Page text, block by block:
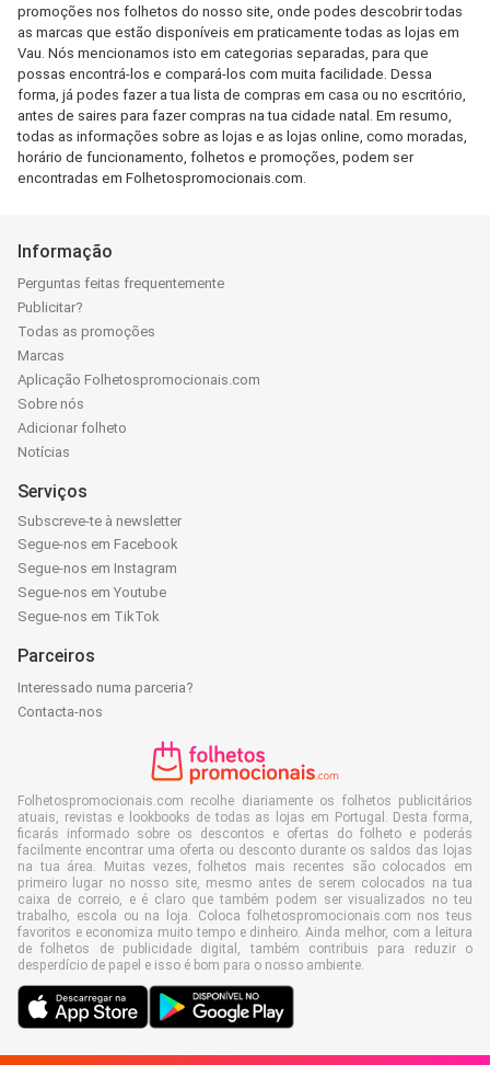
promoções nos folhetos do nosso site, onde podes descobrir todas
as marcas que estão disponíveis em praticamente todas as lojas em
Vau. Nós mencionamos isto em categorias separadas, para que
possas encontrá-los e compará-los com muita facilidade. Dessa
forma, já podes fazer a tua lista de compras em casa ou no escritório,
antes de saires para fazer compras na tua cidade natal. Em resumo,
todas as informações sobre as lojas e as lojas online, como moradas,
horário de funcionamento, folhetos e promoções, podem ser
encontradas em Folhetospromocionais.com.
Informação
Perguntas feitas frequentemente
Publicitar?
Todas as promoções
Marcas
Aplicação Folhetospromocionais.com
Sobre nós
Adicionar folheto
Notícias
Serviços
Subscreve-te à newsletter
Segue-nos em Facebook
Segue-nos em Instagram
Segue-nos em Youtube
Segue-nos em TikTok
Parceiros
Interessado numa parceria?
Contacta-nos
Folhetospromocionais.com recolhe diariamente os folhetos publicitários
atuais, revistas e lookbooks de todas as lojas em Portugal. Desta forma,
ficarás informado sobre os descontos e ofertas do folheto e poderás
facilmente encontrar uma oferta ou desconto durante os saldos das lojas
na tua área. Muitas vezes, folhetos mais recentes são colocados em
primeiro lugar no nosso site, mesmo antes de serem colocados na tua
caixa de correio, e é claro que também podem ser visualizados no teu
trabalho, escola ou na loja. Coloca folhetospromocionais.com nos teus
favoritos e economiza muito tempo e dinheiro. Ainda melhor, com a leitura
de folhetos de publicidade digital, também contribuis para reduzir o
desperdício de papel e isso é bom para o nosso ambiente.